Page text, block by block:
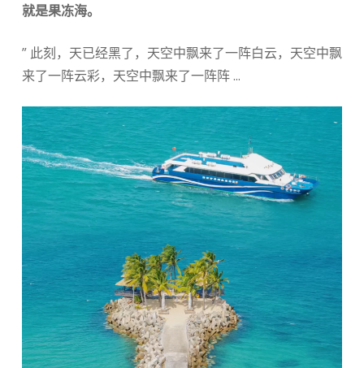
就是果冻海。
” 此刻，天已经黑了，天空中飘来了一阵白云，天空中飘
来了一阵云彩，天空中飘来了一阵阵 ...